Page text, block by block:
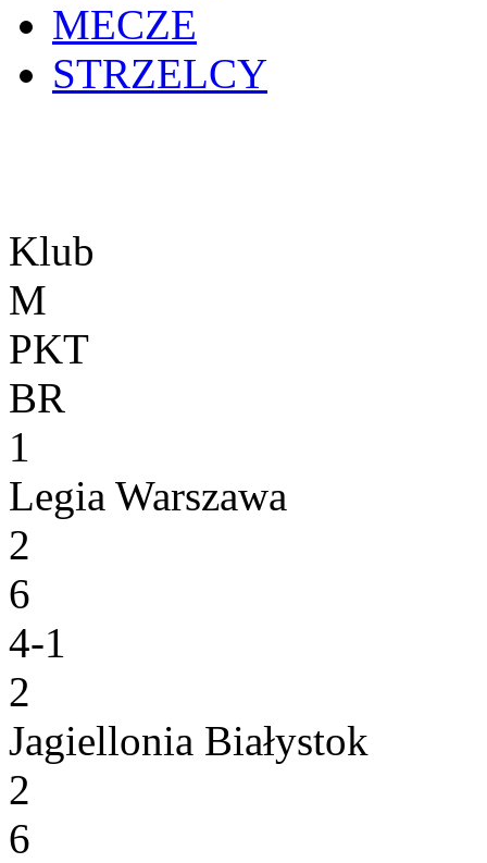
MECZE
STRZELCY
Klub
M
PKT
BR
1
Legia Warszawa
2
6
4-1
2
Jagiellonia Białystok
2
6